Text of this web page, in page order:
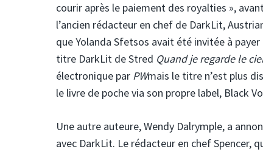
courir après le paiement des royalties »,
l’ancien rédacteur en chef de DarkLit,
que Yolanda Sfetsos avait été invitée à
titre DarkLit de Stred Quand je regarde le
électronique par PWmais le titre n’est plus
le livre de poche via son propre label, Black
Une autre auteure, Wendy Dalrymple, a
avec DarkLit. Le rédacteur en chef Spencer,